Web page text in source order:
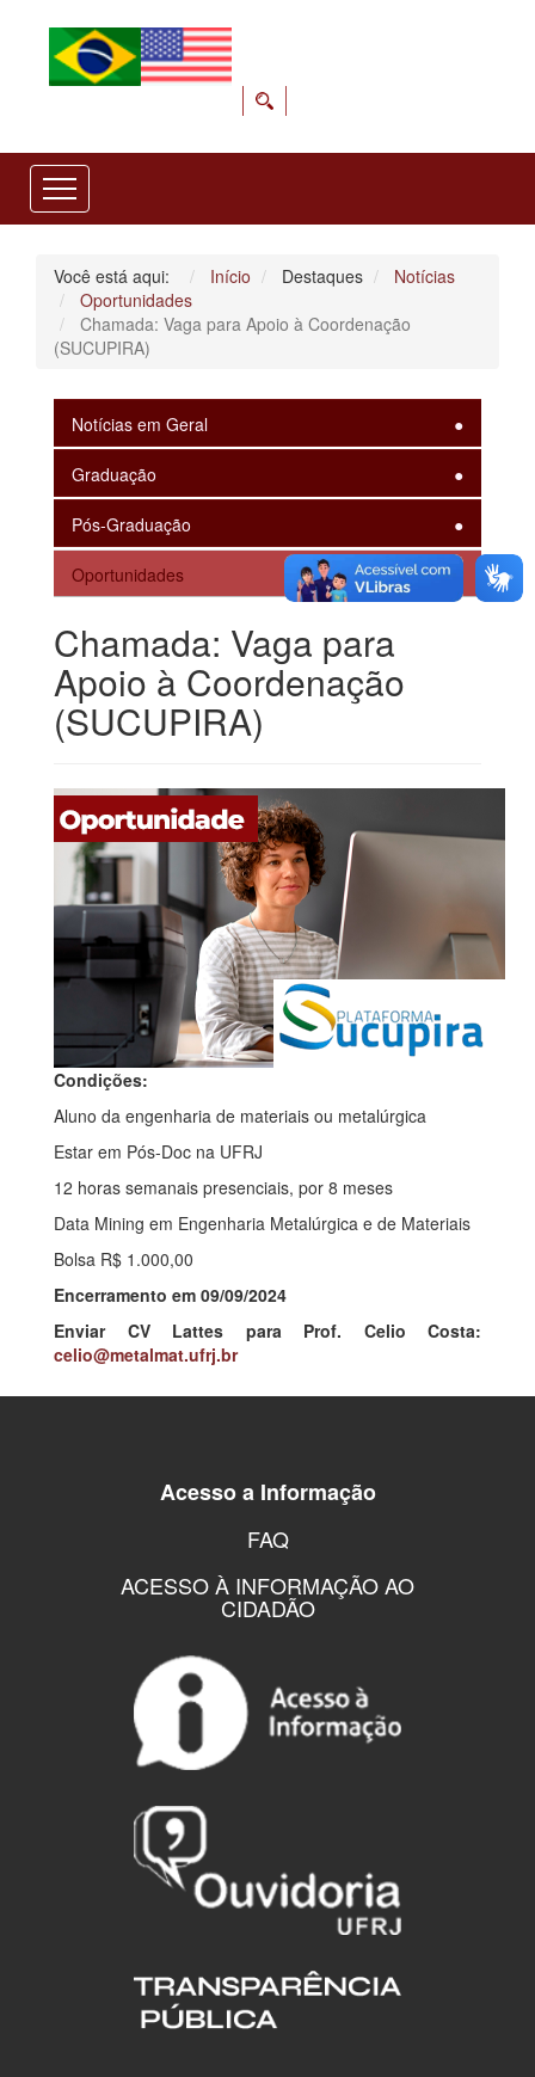
Você está aqui: Início Destaques
Notícias
Oportunidades
Chamada: Vaga para Apoio à Coordenação
(SUCUPIRA)
Notícias em Geral
Graduação
Pós-Graduação
Oportunidades
Chamada: Vaga para
Apoio à Coordenação
(SUCUPIRA)
Condições:
Aluno da engenharia de materiais ou metalúrgica
Estar em Pós-Doc na UFRJ
12 horas semanais presenciais, por 8 meses
Data Mining em Engenharia Metalúrgica e de Materiais
Bolsa R$ 1.000,00
Encerramento em 09/09/2024
Enviar CV Lattes para Prof. Celio Costa:
celio@metalmat.ufrj.br
Acesso a Informação
FAQ
ACESSO À INFORMAÇÃO AO
CIDADÃO